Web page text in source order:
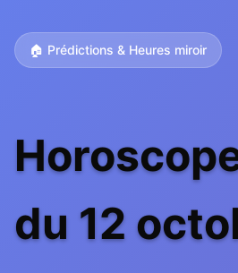
🏠 Prédictions & Heures miroir
du 12